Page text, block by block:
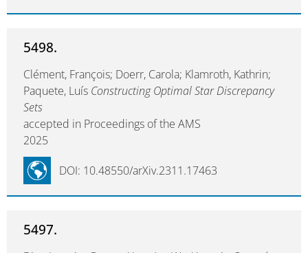
5498.
Clément, François; Doerr, Carola; Klamroth, Kathrin;
Paquete, Luís Constructing Optimal Star Discrepancy
Sets
accepted in Proceedings of the AMS
2025
DOI: 10.48550/arXiv.2311.17463
5497.